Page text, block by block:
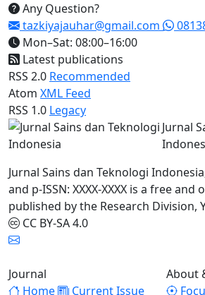
Any Question?
tazkiyajauhar@gmail.com
Mon–Sat: 08:00–16:00
Latest publications
RSS 2.0 Recommended
Atom XML Feed
RSS 1.0 Legacy
Jurnal
Jurnal Sains dan Teknologi Indonesia,
and p-ISSN: XXXX-XXXX is a free
published by the Research Division,
CC BY-SA 4.0
Journal
Home
Current Issue
About